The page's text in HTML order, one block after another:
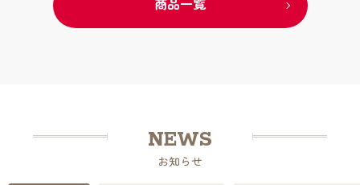
商品一覧
NEWS
お知らせ